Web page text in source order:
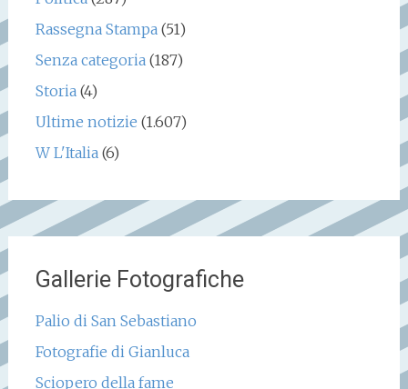
Rassegna Stampa(51)
Senza categoria(187)
Storia(4)
Ultime notizie (1.607)
W L'Italia(6)
Gallerie Fotografiche
Palio di San Sebastiano
Fotografie di Gianluca
Sciopero della fame